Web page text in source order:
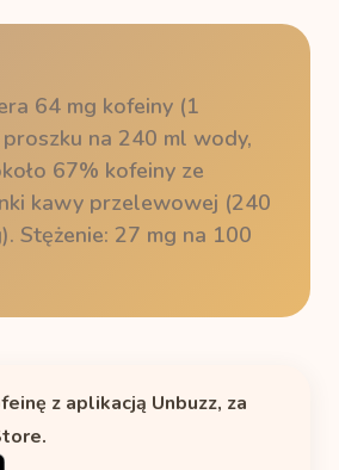
64 mg kofeiny (1
proszku na 240 ml wody,
67% kofeiny ze
kawy przelewowej (240
Stężenie: 27 mg na 100
z aplikacją Unbuzz, za